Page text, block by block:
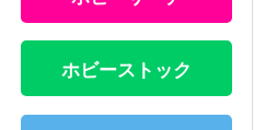
ホビーストック